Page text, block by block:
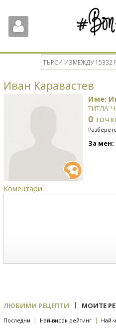
Иван Каравастев
Име:
ТИТЛА:
0
За мен:
Коментари
ЛЮБИМИ РЕЦЕПТИ | МОИТЕ
Последни | Най-висок рейтинг | Най-